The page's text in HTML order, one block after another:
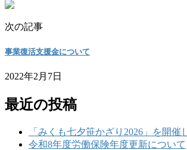
次の記事
事業復活支援金について
2022年2月7日
最近の投稿
「みくも七夕笹かざり2026」を開催
令和8年度労働保険年度更新について